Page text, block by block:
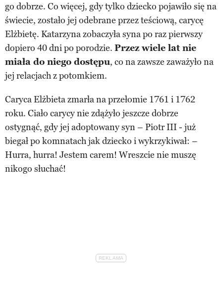
go dobrze. Co więcej, gdy tylko dziecko pojawiło się na
świecie, zostało jej odebrane przez teściową, carycę
Elżbietę. Katarzyna zobaczyła syna po raz pierwszy
dopiero 40 dni po porodzie. Przez wiele lat nie
miała do niego dostępu, co na zawsze zaważyło na
jej relacjach z potomkiem.
Caryca Elżbieta zmarła na przełomie 1761 i 1762
roku. Ciało carycy nie zdążyło jeszcze dobrze
ostygnąć, gdy jej adoptowany syn – Piotr III - już
biegał po komnatach jak dziecko i wykrzykiwał: –
Hurra, hurra! Jestem carem! Wreszcie nie muszę
nikogo słu­chać!